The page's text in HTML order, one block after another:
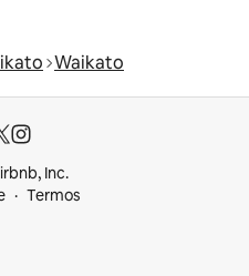
Waikato
Inc.
Termos